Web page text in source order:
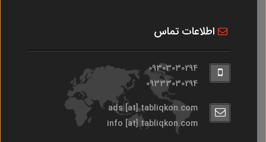
اطلاعات تماس
09303030294
09333030294
ads [at] tabliqkon.com
info [at] tabliqkon.com